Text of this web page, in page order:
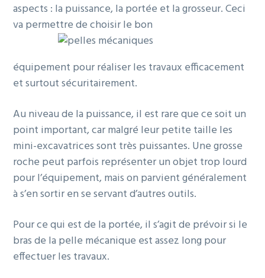
aspects : la puissance, la portée et la grosseur. Ceci
va permettre de choisir le bon
équipement pour réaliser les travaux efficacement
et surtout sécuritairement.
Au niveau de la puissance, il est rare que ce soit un
point important, car malgré leur petite taille les
mini-excavatrices sont très puissantes. Une grosse
roche peut parfois représenter un objet trop lourd
pour l’équipement, mais on parvient généralement
à s’en sortir en se servant d’autres outils.
Pour ce qui est de la portée, il s’agit de prévoir si le
bras de la pelle mécanique est assez long pour
effectuer les travaux.